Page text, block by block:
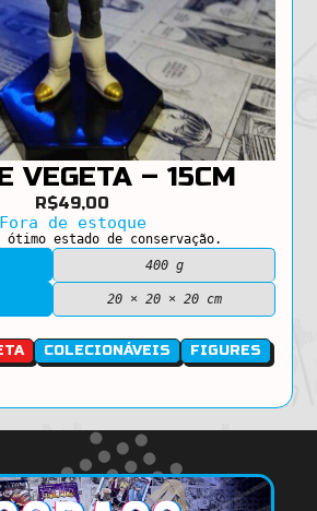
VEGETA – 15CM
R$49,00
Fora de estoque
ótimo estado de conservação.
400 g
20 × 20 × 20 cm
COLECIONÁVEIS FIGURES